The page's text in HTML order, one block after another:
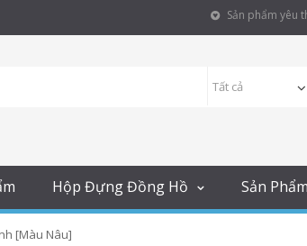
Sản phẩm yêu
Hộp Đựng Đồng Hồ Sản Phẩm
[Màu Nâu]